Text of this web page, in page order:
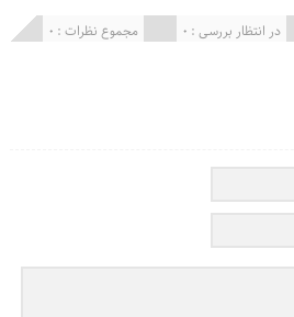
مجموع نظرات : 0 در انتظار بررسی : 0